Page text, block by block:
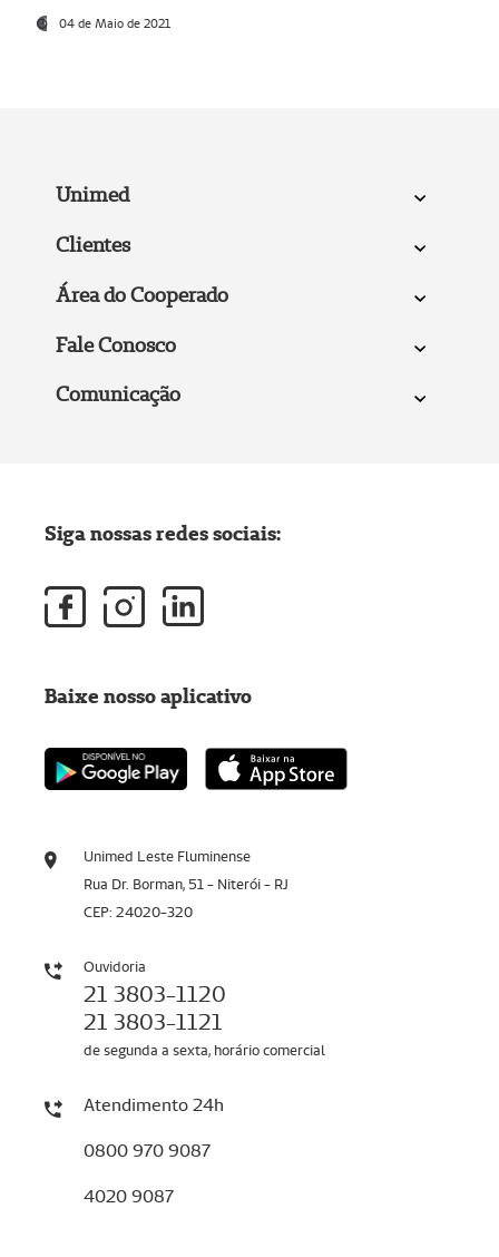
04 de Maio de 2021
Unimed
Clientes
Área do Cooperado
Fale Conosco
Comunicação
Unimed Leste Fluminense
Rua Dr. Borman, 51 - Niterói - RJ
CEP: 24020-320
Ouvidoria
21 3803-1120
21 3803-1121
de segunda a sexta, horário comercial
Atendimento 24h
0800 970 9087
4020 9087
Siga nossas redes sociais:
Baixe nosso aplicativo